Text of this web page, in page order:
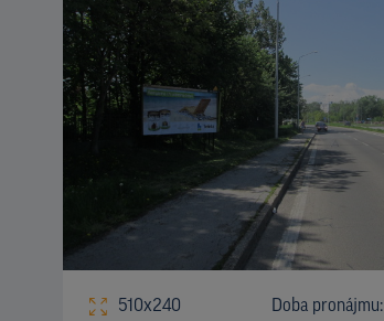
510x240 Doba pronájmu: